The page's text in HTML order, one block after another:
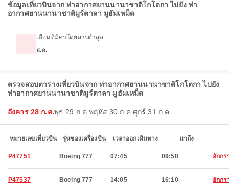
ข้อมูลเที่ยวบินจาก ท่าอากาศยานนานาชาติโกโตกา ไปยัง ท่า
อากาศยานนานาชาติมูร์ตาลา มูฮัมเหม็ด
เดือนที่มีค่าโดยสารต่ำสุด
ธ.ค.
ตรวจสอบตารางเที่ยวบินจาก ท่าอากาศยานนานาชาติโกโตกา ไปยัง
ท่าอากาศยานนานาชาติมูร์ตาลา มูฮัมเหม็ด
อังคาร 28 ก.ค.พุธ 29 ก.ค.พฤหัส 30 ก.ค. ศุกร์ 31 ก.ค.
หมายเลขเที่ยวบิน รุ่นของเครื่องบิน เวลาออกเดินทาง มาถึง
P47751 Boeing 777 07:45 09:50 อักกร
P47537 Boeing 777 14:05 16:10 อักกร